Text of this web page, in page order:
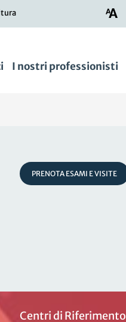
I nostri professionisti
PRENOTA ESAMI E VISITE
Centri di Riferimento